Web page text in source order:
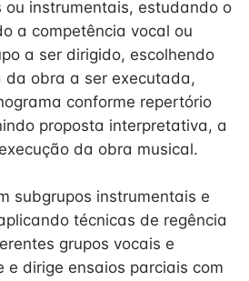
ou instrumentais, estudando o
a competência vocal ou
a ser dirigido, escolhendo
obra a ser executada,
conforme repertório
proposta interpretativa, a
da obra musical.
subgrupos instrumentais e
técnicas de regência
grupos vocais e
e dirige ensaios parciais com